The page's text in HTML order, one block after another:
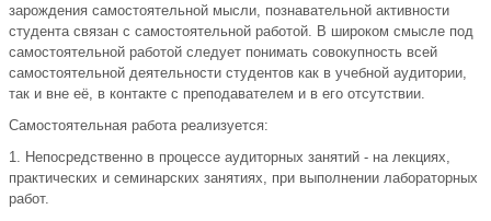
зарождения самостоятельной мысли, познавательной активности
студента связан с самостоятельной работой. В широком смысле под
самостоятельной работой следует понимать совокупность всей
самостоятельной деятельности студентов как в учебной аудитории,
так и вне её, в контакте с преподавателем и в его отсутствии.
Самостоятельная работа реализуется:
1. Непосредственно в процессе аудиторных занятий - на лекциях,
практических и семинарских занятиях, при выполнении лабораторных
работ.